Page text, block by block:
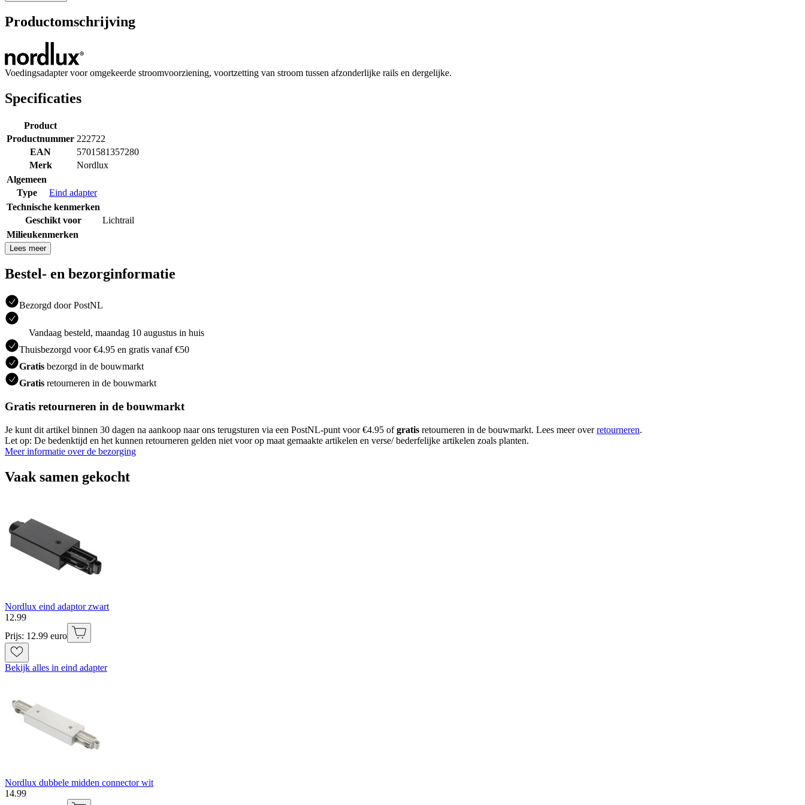
Productomschrijving
Voedingsadapter voor omgekeerde stroomvoorziening, voortzetting van stroom tussen afzonderlijke rails en dergelijke.
Specificaties
Product
Productnummer 222722
EAN
5701581357280
Merk
Nordlux
Algemeen
Type
Eind adapter
Technische kenmerken
Geschikt voor
Lichtrail
Milieukenmerken
Lees meer
Bestel- en bezorginformatie
Bezorgd door PostNL
Vandaag besteld, maandag 10 augustus in huis
Thuisbezorgd voor €4.95 en gratis vanaf €50
Gratis bezorgd in de bouwmarkt
Gratis retourneren in de bouwmarkt
Gratis retourneren in de bouwmarkt
Je kunt dit artikel binnen 30 dagen na aankoop naar ons terugsturen via een PostNL-punt voor €4.95 ofgratis retourneren in de bouwmarkt. Lees meer overretourneren.
Let op: De bedenktijd en het kunnen retourneren gelden niet voor op maat gemaakte artikelen en verse/ bederfelijke artikelen zoals planten.
Meer informatie over de bezorging
Vaak samen gekocht
Nordlux eind adaptor zwart
12.99
Prijs: 12.99 euro
Bekijk alles in eind adapter
Nordlux dubbele midden connector wit
14.99